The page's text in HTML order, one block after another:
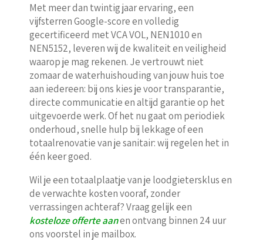
Met meer dan twintig jaar ervaring, een
vijfsterren Google-score en volledig
gecertificeerd met VCA VOL, NEN1010 en
NEN5152, leveren wij de kwaliteit en veiligheid
waarop je mag rekenen. Je vertrouwt niet
zomaar de waterhuishouding van jouw huis toe
aan iedereen: bij ons kies je voor transparantie,
directe communicatie en altijd garantie op het
uitgevoerde werk. Of het nu gaat om periodiek
onderhoud, snelle hulp bij lekkage of een
totaalrenovatie van je sanitair: wij regelen het in
één keer goed.
Wil je een totaalplaatje van je loodgietersklus en
de verwachte kosten vooraf, zonder
verrassingen achteraf? Vraag gelijk een
kosteloze offerte aanen ontvang binnen 24 uur
ons voorstel in je mailbox.